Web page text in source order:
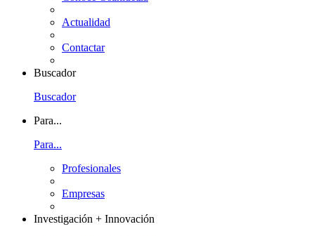
Actualidad
Contactar
Buscador
Buscador
Para...
Para...
Profesionales
Empresas
Investigación + Innovación